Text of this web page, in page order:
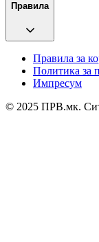
Правила
Правила за
Политика за
Импресум
© 2025 ПРВ.мк.